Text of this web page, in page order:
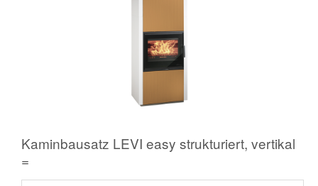
Kaminbausatz LEVI easy strukturiert, vertikal
=